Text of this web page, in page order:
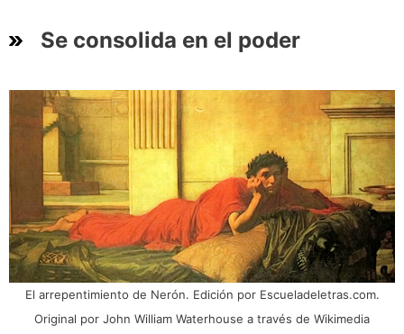
Se consolida en el poder
El arrepentimiento de Nerón. Edición por Escueladeletras.com.
Original por John William Waterhouse a través de Wikimedia